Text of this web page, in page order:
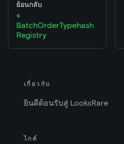
ย้อนกลับ
BatchOrderTypehash
Registry
เกี่ยวกับ
ยินดีต้อนรับสู่ LooksRare
ไกด์